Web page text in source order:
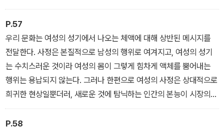
은유, 경험까지 총동원하는 이유는 이것들이 진짜 기쁨을 얻는 더 깊
숙한 곳으로 데려가주기 때문이다.
험한다. 성기의 행동(젖었거나 말랐거나)이 정신적 체감(성적으로 흥
분했거나 안 했거나)과 어긋날 수 있다는 말이다.
P.57
우리 문화는 여성의 성기에서 나오는 체액에 대해 상반된 메시지를
전달한다. 사정은 본질적으로 남성의 행위로 여겨지고, 여성의 성기
는 수치스러운 것이라 여성의 몸이 그렇게 힘차게 액체를 뿜어내는
행위는 용납되지 않는다. 그러나 한편으로 여성의 사정은 상대적으로
희귀한 현상일뿐더러, 새로운 것에 탐닉하는 인간의 본능이 시장의
수요 공급 원리와 결합해 ‘사정하는 여성’이라는 상품은 가치가 높고
또 전시 대상이 된다. 그래서 여성 사정에 대한 문화적 메시지를 새겨
P.58